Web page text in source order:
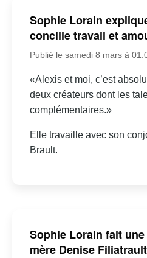
Sophie Lorain
concilie travail et
Publié le samedi 8 mars à
«Alexis et moi, c’est
deux créateurs dont les
complémentaires.»
Elle travaille avec son
Brault.
Sophie Lorain fait
mère Denise